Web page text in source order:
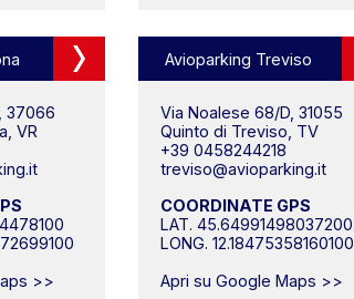
37066
VR
>>
Avioparking Treviso
Via Noalese 68/D, 31055
Quinto di Treviso, TV
+39 0458244218
treviso@avioparking.it
COORDINATE GPS
LAT. 45.64991498037200
LONG. 12.18475358160100
Apri su Google Maps >>